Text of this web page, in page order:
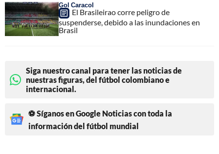
Gol Caracol
El Brasileirao corre peligro de
suspenderse, debido a las inundaciones en
Brasil
Siga nuestro canal para tener las noticias de
nuestras figuras, del fútbol colombiano e
internacional.
⚽ Síganos en Google Noticias con toda la
información del fútbol mundial